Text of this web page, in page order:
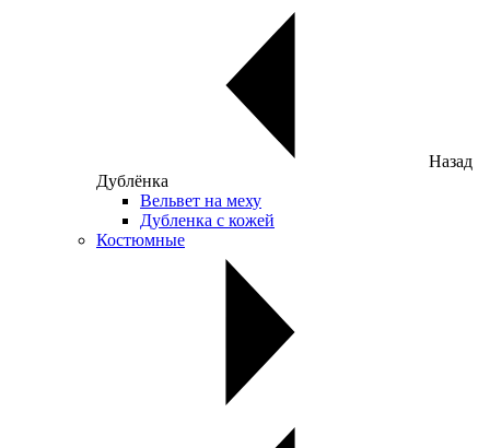
Назад
Дублёнка
Вельвет на меху
Дубленка с кожей
Костюмные